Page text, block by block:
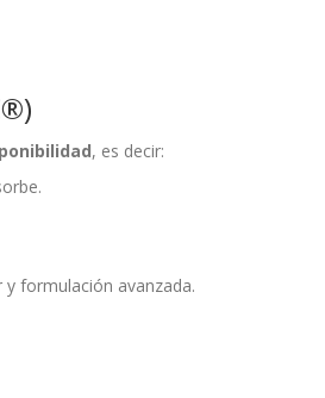
, es decir:
formulación avanzada.